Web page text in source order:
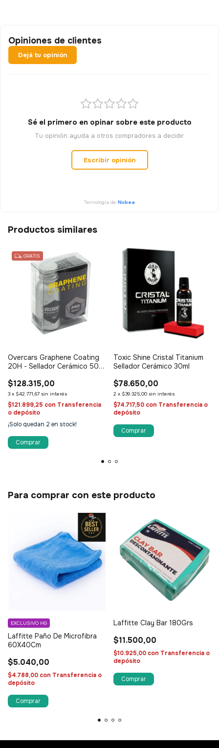
Opiniones de clientes
Dejá tu opinión
Sé el primero en opinar sobre este producto
Tu opinión ayuda a otros compradores a decidir.
Escribir opinión
Tecnología de Nubea
Productos similares
GRATIS
Overcars Graphene Coating
20H - Sellador Cerámico 50
$128.315,00
3 x $42.771,67 sin interés
$121.899,25 con Transferencia
o depósito
¡Solo quedan 2 en stock!
Toxic Shine Cristal Titanium
Sellador Cerámico 30ml
$78.650,00
2 x $39.325,00 sin interés
$74.717,50 con Transferencia o
depósito
Para comprar con este producto
Laffitte Paño De Microfibra
60X40Cm
$5.040,00
EXCLUSIVO HG
$4.788,00 con Transferencia o
depósito
Laffitte Clay Bar 180Grs
$11.500,00
$10.925,00 con Transferencia o
depósito